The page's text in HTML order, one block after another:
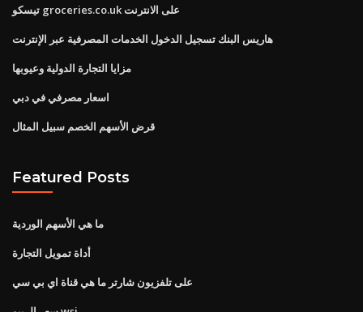
تيسكو groceries.co.uk على الانترنت
هاريس البنك تسجيل الدخول الخدمات المصرفية عبر الإنترنت
مزايا التجارة الدولية وعيوبها
اسعار مصرفي في دبي
قرض الأسهم الخصم سبيل المثال
Featured Posts
ما هي الأسهم الوردية
أداة تمويل التجارة
على تلفزيون شارتر ما هي قناة اي بي سي